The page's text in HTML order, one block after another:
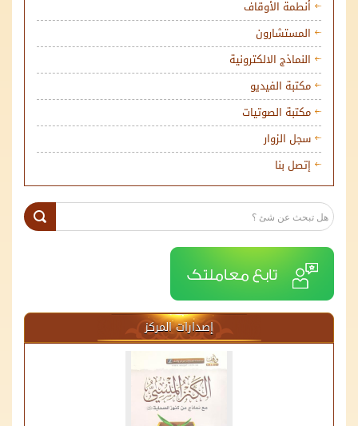
أنطمة الأوقاف
المستشارون
النماذج الالكترونية
مكتبة الفيديو
مكتبة الصوتيات
سجل الزوار
إتصل بنا
إصدارات المركز